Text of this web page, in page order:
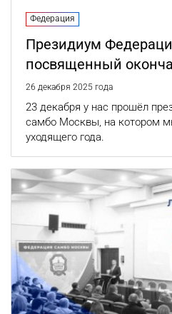
Федерация
Президиум
посвященный
26 декабря 2025 года
23 декабря у нас прошёл
самбо Москвы, на котором
уходящего года.